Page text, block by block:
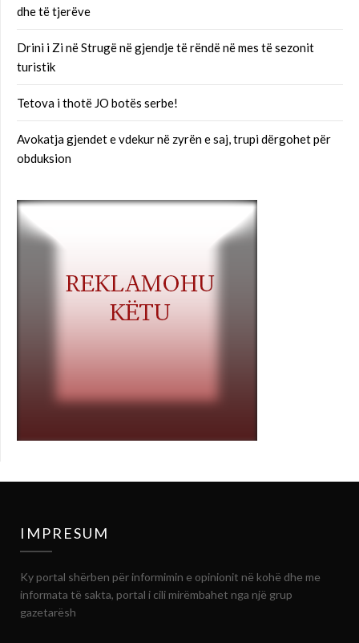
dhe të tjerëve
Drini i Zi në Strugë në gjendje të rëndë në mes të sezonit
turistik
Tetova i thotë JO botës serbe!
Avokatja gjendet e vdekur në zyrën e saj, trupi dërgohet për
obduksion
IMPRESUM
Ky portal shërben për informimin e opinionit në kohë dhe me
informata të sakta, portal i cili mirëmbahet nga një grup
gazetarësh